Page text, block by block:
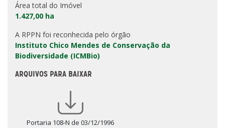
Área total do Imóvel
1.427,00 ha
A RPPN foi reconhecida pelo órgão
Instituto Chico Mendes de Conservação da
Biodiversidade (ICMBio)
ARQUIVOS PARA BAIXAR
Portaria 108-N de 03/12/1996